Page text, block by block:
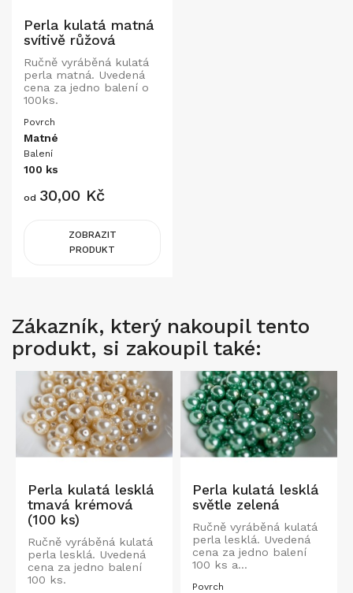
Perla kulatá matná
svítivě růžová
Ručně vyráběná kulatá
perla matná. Uvedená
cena za jedno balení o
100ks.
Povrch
Matné
Balení
100 ks
Cena
od 30,00 Kč
ZOBRAZIT
PRODUKT
Zákazník, který nakoupil tento
produkt, si zakoupil také:
Perla kulatá lesklá
tmavá krémová
(100 ks)
Ručně vyráběná kulatá
perla lesklá. Uvedená
cena za jedno balení
100 ks.
Perla kulatá lesklá
světle zelená
Ručně vyráběná kulatá
perla lesklá. Uvedená
cena za jedno balení
100 ks a...
Povrch